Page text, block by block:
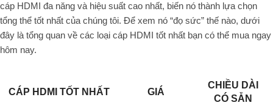
cáp HDMI đa năng và hiệu suất cao nhất, biến nó thành lựa chọn
tổng thể tốt nhất của chúng tôi. Để xem nó “đọ sức” thế nào, dưới
đây là tổng quan về các loại cáp HDMI tốt nhất bạn có thể mua ngay
hôm nay.
CÁP HDMI TỐT NHẤT GIÁ
CHIỀU DÀI
CÓ SẴN